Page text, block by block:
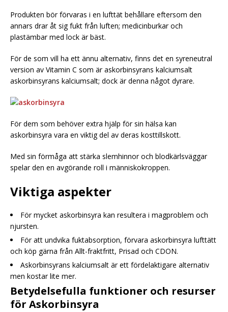
Produkten bör förvaras i en lufttät behållare eftersom den
annars drar åt sig fukt från luften; medicinburkar och
plastämbar med lock är bäst.
För de som vill ha ett ännu alternativ, finns det en syreneutral
version av Vitamin C som är askorbinsyrans kalciumsalt
askorbinsyrans kalciumsalt; dock är denna något dyrare.
För dem som behöver extra hjälp för sin hälsa kan
askorbinsyra vara en viktig del av deras kosttillskott.
Med sin förmåga att stärka slemhinnor och blodkärlsväggar
spelar den en avgörande roll i människokroppen.
Viktiga aspekter
För mycket askorbinsyra kan resultera i magproblem och
njursten.
För att undvika fuktabsorption, förvara askorbinsyra lufttätt
och köp gärna från Allt-fraktfritt, Prisad och CDON.
Askorbinsyrans kalciumsalt är ett fördelaktigare alternativ
men kostar lite mer.
Betydelsefulla funktioner och resurser
för Askorbinsyra